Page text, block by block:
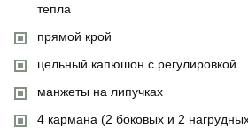
тепла
прямой крой
цельный капюшон с регулировкой
манжеты на липучках
4 кармана (2 боковых и 2